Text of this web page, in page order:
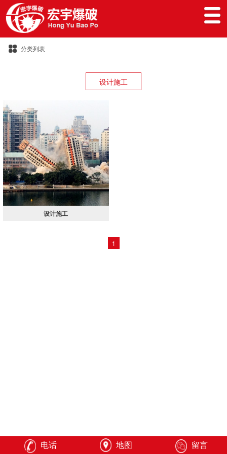
分类列表
设计施工
设计施工
1
电话 地图 留言